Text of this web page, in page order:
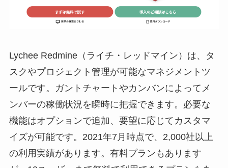
Lychee Redmine（ライチ・レッドマイン） は、タ
スクやプロジェクト管理が可能なマネジメントツ
ールです。ガントチャートやカンバンによってメ
ンバーの稼働状況を瞬時に把握できます。必要な
機能はオプションで追加、要望に応じてカスタマ
イズが可能です。2021年7月時点で、2,000社以上
の利用実績があります。有料プランもあります